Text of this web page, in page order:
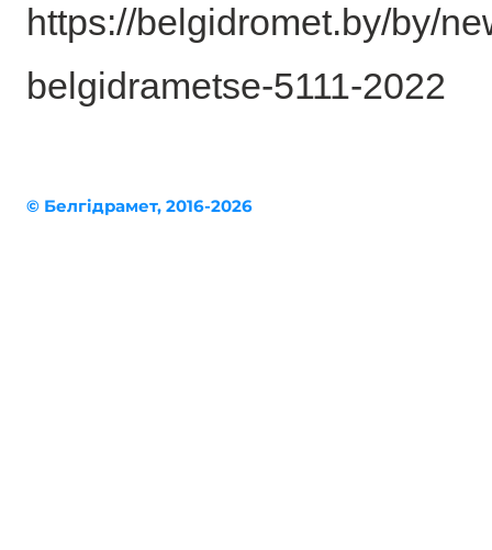
https://belgidromet.by/by/
belgidrametse-5111-2022
© Белгiдрaмет, 2016-2026